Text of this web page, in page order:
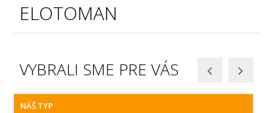
ELOTOMAN
VYBRALI SME PRE VÁS
NÁŠ TYP